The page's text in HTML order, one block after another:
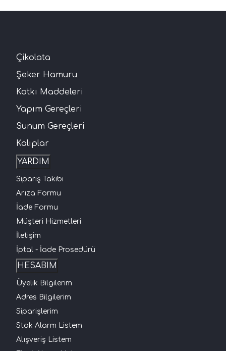
Çikolata
Şeker Hamuru
Katkı Maddeleri
Yapım Gereçleri
Sunum Gereçleri
Kalıplar
YARDIM
Sipariş Takibi
Arıza Formu
İade Formu
Müşteri Hizmetleri
İletişim
İptal - İade Prosedürü
HESABIM
Üyelik Bilgilerim
Adres Bilgilerim
Siparişlerim
Stok Alarm Listem
Alışveriş Listem